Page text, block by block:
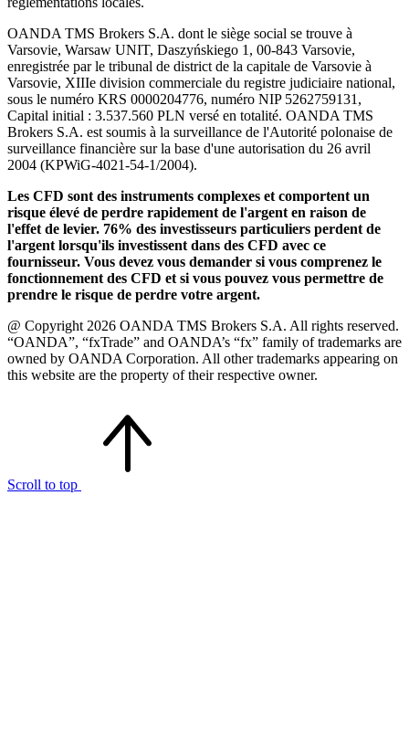
OANDA TMS Brokers S.A. dont le siège social se trouve à
Varsovie, Warsaw UNIT, Daszyńskiego 1, 00-843 Varsovie,
enregistrée par le tribunal de district de la capitale de Varsovie à
Varsovie, XIIIe division commerciale du registre judiciaire national,
sous le numéro KRS 0000204776, numéro NIP 5262759131,
Capital initial : 3.537.560 PLN versé en totalité. OANDA TMS
Brokers S.A. est soumis à la surveillance de l'Autorité polonaise de
surveillance financière sur la base d'une autorisation du 26 avril
2004 (KPWiG-4021-54-1/2004).
Les CFD sont des instruments complexes et comportent un
risque élevé de perdre rapidement de l'argent en raison de
l'effet de levier. 76% des investisseurs particuliers perdent de
l'argent lorsqu'ils investissent dans des CFD avec ce
fournisseur. Vous devez vous demander si vous comprenez le
fonctionnement des CFD et si vous pouvez vous permettre de
prendre le risque de perdre votre argent.
@ Copyright 2026 OANDA TMS Brokers S.A. All rights reserved.
“OANDA”, “fxTrade” and OANDA’s “fx” family of trademarks are
owned by OANDA Corporation. All other trademarks appearing on
this website are the property of their respective owner.
Scroll to top